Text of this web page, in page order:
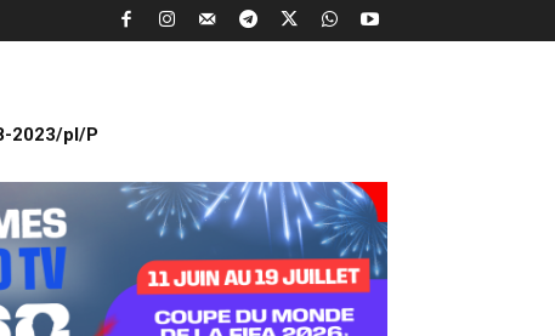
2023/pl/P